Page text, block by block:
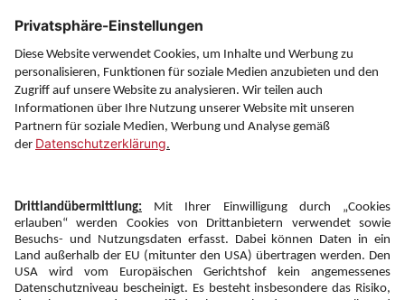
Service
Information
Folgen Sie uns auf
Newsletter:
Anmelden